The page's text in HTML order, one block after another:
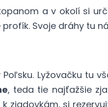
a v okolí si
Svoje dráhy tu
Lyžovačku tu
, teda tie najťažšie
zjadovkám, si